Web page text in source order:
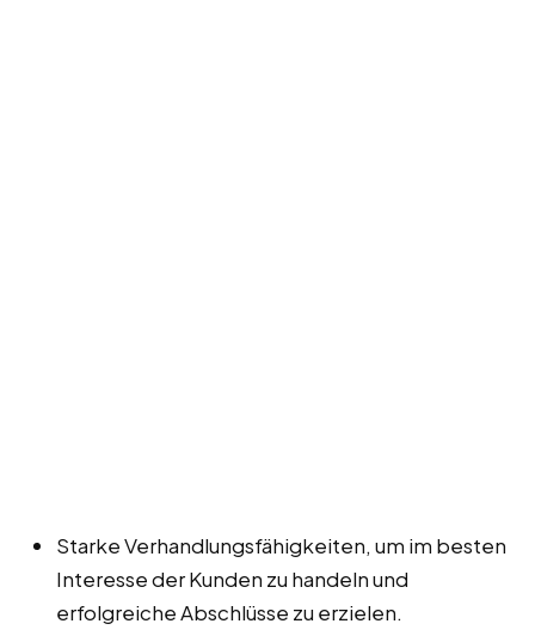
Starke Verhandlungsfähigkeiten, um im besten
Interesse der Kunden zu handeln und
erfolgreiche Abschlüsse zu erzielen.